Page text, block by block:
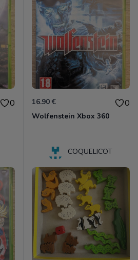
0 16.90 € 0
Wolfenstein Xbox 360
COQUELICOT